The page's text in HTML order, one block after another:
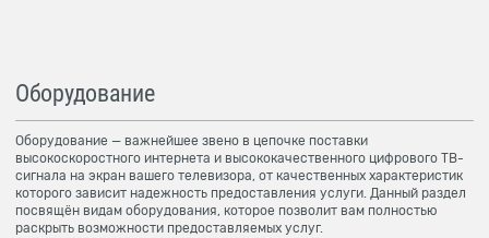
Оборудование
Оборудование — важнейшее звено в цепочке поставки
высокоскоростного интернета и высококачественного цифрового ТВ-
сигнала на экран вашего телевизора, от качественных характеристик
которого зависит надежность предоставления услуги. Данный раздел
посвящён видам оборудования, которое позволит вам полностью
раскрыть возможности предоставляемых услуг.